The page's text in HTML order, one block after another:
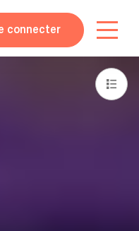
connecter